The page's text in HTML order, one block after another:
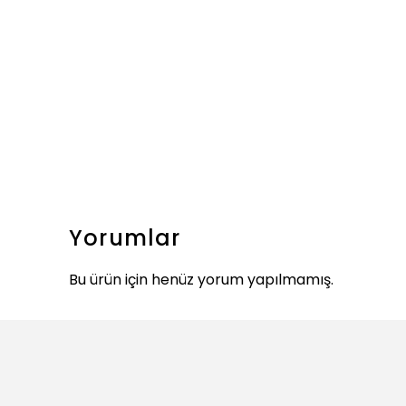
Yorumlar
Bu ürün için henüz yorum yapılmamış.